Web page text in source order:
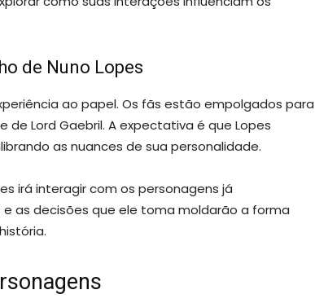
de Nuno Lopes
ao papel. Os fãs estão empolgados para
Lord Gaebril. A expectativa é que Lopes
as nuances de sua personalidade.
irá interagir com os personagens já
as decisões que ele toma moldarão a forma